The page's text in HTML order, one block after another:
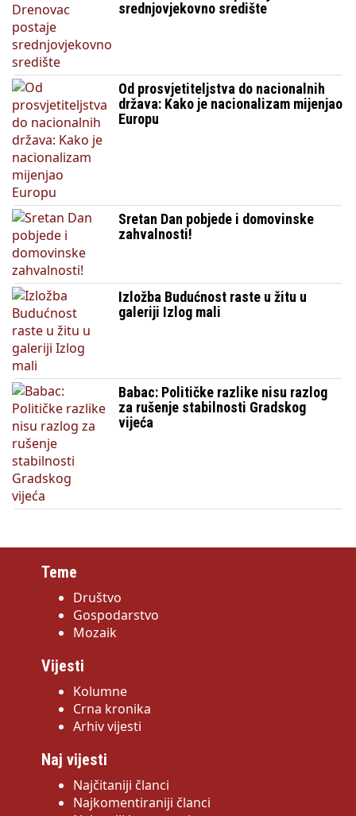
srednjovjekovno središte
Od prosvjetiteljstva do nacionalnih
država: Kako je nacionalizam mijenjao
Europu
Sretan Dan pobjede i domovinske
zahvalnosti!
Izložba Budućnost raste u žitu u
galeriji Izlog mali
Babac: Političke razlike nisu razlog
za rušenje stabilnosti Gradskog
vijeća
Teme
Društvo
Gospodarstvo
Mozaik
Vijesti
Kolumne
Crna kronika
Arhiv vijesti
Naj vijesti
Najčitaniji članci
Najkomentiraniji članci